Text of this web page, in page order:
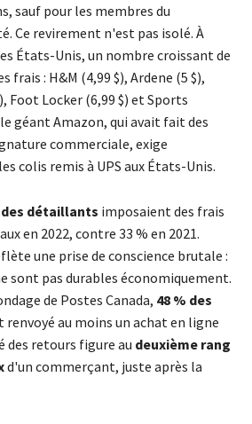
sauf pour les membres du
Ce revirement n'est pas isolé. À
États-Unis, un nombre croissant de
: H&M (4,99 $), Ardene (5 $),
Foot Locker (6,99 $) et Sports
géant Amazon, qui avait fait des
commerciale, exige
colis remis à UPS aux États-Unis.
des détaillants imposaient des frais
en 2022, contre 33 % en 2021.
une prise de conscience brutale :
sont pas durables économiquement.
de Postes Canada, 48 % des
renvoyé au moins un achat en ligne
des retours figure au deuxième rang
d'un commerçant, juste après la